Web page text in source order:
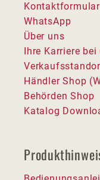
Kontaktformular
WhatsApp
Über uns
Ihre Karriere bei
Händler Shop
Behörden Shop
Katalog